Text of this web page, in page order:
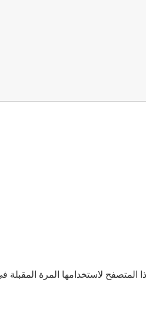
المتصفح لاستخدامها المرة المقبلة